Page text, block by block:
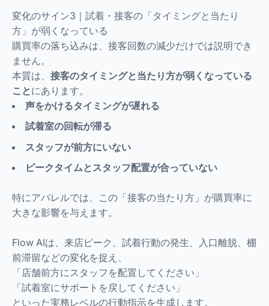
変化のサイン3｜試着・接客の「タイミングと当たり
方」が弱くなっている
購買率の落ち込みは、接客回数の減少だけでは説明でき
ません。
本質は、 接客のタイミングと当たり方が弱くなっている
ことにあります。
声をかけるタイミングが遅れる
試着室の回転が滞る
スタッフが前方にいない
ピークタイムとスタッフ配置が合っていない
特にアパレルでは、この「接客の当たり方」が購買率に
大きな影響を与えます。
Flow AIは、来店ピーク、試着行動の発生、入口離脱、棚
前滞留などの変化を捉え、
「店舗前方にスタッフを配置してください」
「試着室にサポートを戻してください」
といった実務レベルの行動指示を生成します。